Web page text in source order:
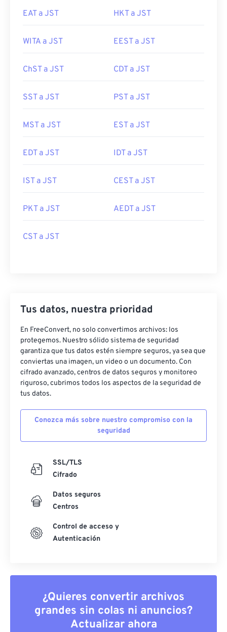
EAT a JST HKT a JST
WITA a JST EEST a JST
ChST a JST CDT a JST
SST a JST PST a JST
MST a JST EST a JST
EDT a JST IDT a JST
IST a JST CEST a JST
PKT a JST AEDT a JST
CST a JST
Tus datos, nuestra prioridad
En FreeConvert, no solo convertimos archivos: los
protegemos. Nuestro sólido sistema de seguridad
garantiza que tus datos estén siempre seguros, ya sea que
conviertas una imagen, un video o un documento. Con
cifrado avanzado, centros de datos seguros y monitoreo
riguroso, cubrimos todos los aspectos de la seguridad de
tus datos.
Conozca más sobre nuestro compromiso con la
seguridad
SSL/TLS
Cifrado
Datos seguros
Centros
Control de acceso y
Autenticación
¿Quieres convertir archivos
grandes sin colas ni anuncios?
Actualizar ahora